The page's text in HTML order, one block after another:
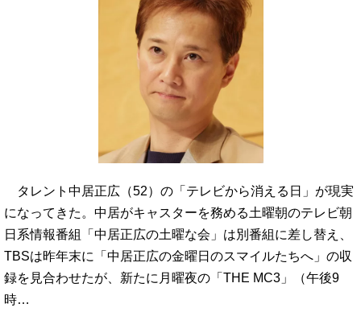
タレント中居正広（52）の「テレビから消える日」が現実
になってきた。中居がキャスターを務める土曜朝のテレビ朝
日系情報番組「中居正広の土曜な会」は別番組に差し替え、
TBSは昨年末に「中居正広の金曜日のスマイルたちへ」の収
録を見合わせたが、新たに月曜夜の「THE MC3」（午後9
時…